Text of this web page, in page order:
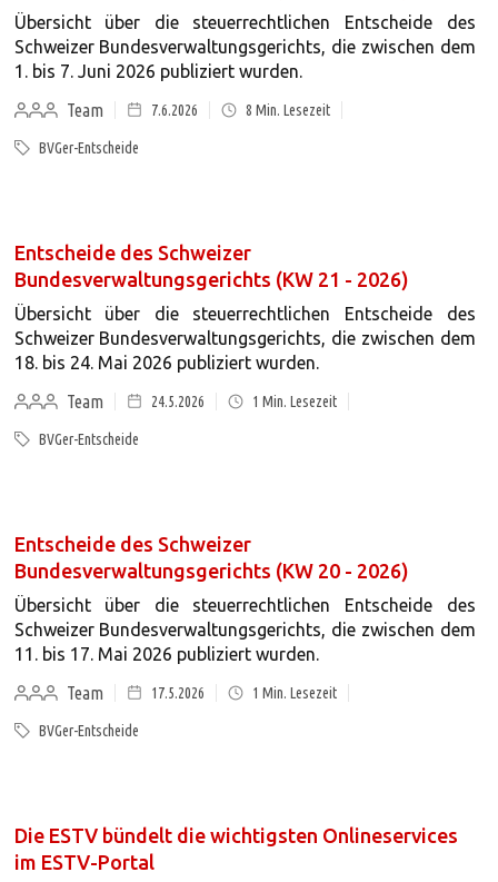
Übersicht über die steuerrechtlichen Entscheide des
Schweizer Bundesverwaltungsgerichts, die zwischen dem
1. bis 7. Juni 2026 publiziert wurden.
Team
7.6.2026 8 Min. Lesezeit
BVGer-Entscheide
Entscheide des Schweizer
Bundesverwaltungsgerichts (KW 21 - 2026)
Übersicht über die steuerrechtlichen Entscheide des
Schweizer Bundesverwaltungsgerichts, die zwischen dem
18. bis 24. Mai 2026 publiziert wurden.
Team
24.5.2026 1 Min. Lesezeit
BVGer-Entscheide
Entscheide des Schweizer
Bundesverwaltungsgerichts (KW 20 - 2026)
Übersicht über die steuerrechtlichen Entscheide des
Schweizer Bundesverwaltungsgerichts, die zwischen dem
11. bis 17. Mai 2026 publiziert wurden.
Team
17.5.2026 1 Min. Lesezeit
BVGer-Entscheide
Die ESTV bündelt die wichtigsten Onlineservices
im ESTV-Portal